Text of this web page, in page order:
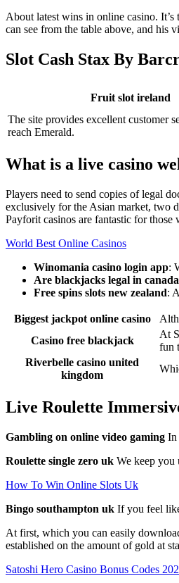
About latest wins in online casino.
can see from the table above, and his
Slot Cash Stax By
Fruit slot ireland
The site provides excellent customer
reach Emerald.
What is a live casino
Players need to send copies of legal
exclusively for the Asian market, two
Payforit casinos are fantastic for
World Best Online Casinos
Winomania casino login app:
Are blackjacks legal in canada
Free spins slots new zealand:
Biggest jackpot online casino
Casino free blackjack
At
fun
Riverbelle casino united
kingdom
Live Roulette
Gambling on online video gaming In
Roulette single zero uk We keep you
How To Win Online Slots Uk
Bingo southampton uk If you feel
At first, which you can easily
established on the amount of gold at
Satoshi Hero Casino Bonus Codes